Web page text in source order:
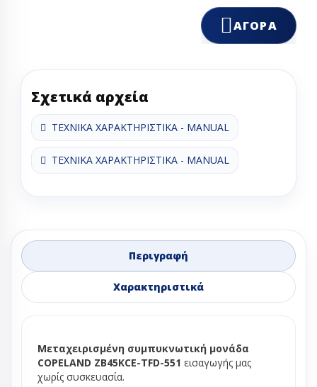
ΑΓΟΡΆ
Σχετικά αρχεία
ΤΕΧΝΙΚΑ ΧΑΡΑΚΤΗΡΙΣΤΙΚΑ - MANUAL
ΤΕΧΝΙΚΑ ΧΑΡΑΚΤΗΡΙΣΤΙΚΑ - MANUAL
Περιγραφή
Χαρακτηριστικά
Μεταχειρισμένη συμπυκνωτική μονάδα
COPELAND ZB45KCE-TFD-551 εισαγωγής μας
χωρίς συσκευασία.